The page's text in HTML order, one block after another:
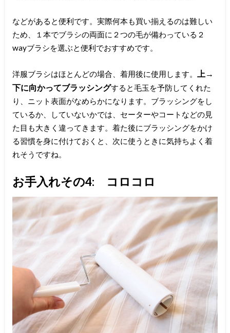
などがあると便利です。実際何本も買い揃えるのは難しい
ため、１本でブラシの両面に２つの毛が備わっている２
wayブラシを選ぶと便利でおすすめです。
洋服ブラシはほとんどの場合、着用後に使用します。
上→
下に向かってブラッシングすると毛玉を予防してくれた
り、ニット表面がなめらかになります。ブラッシングをし
ているか、していないかでは、セーターやコートなどの見
た目も大きく違ってきます。着た後にブラッシングをかけ
る習慣を身に付けておくと、次に使うときに気持ちよく着
れそうですね。
お手入れその4: コロコロ